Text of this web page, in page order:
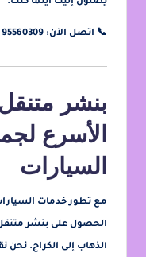
يصلون إليك أينما كنت.
📞 اتصل الآن: 95560309 – خدمة فورية 24 ساعة
بنشر
الأسرع
السيارات
مع تطور خدمات
الحصول على بنشر
الذهاب إلى الكراج.